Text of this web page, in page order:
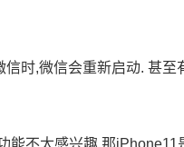
时,微信会重新启动. 甚至
能不太感兴趣,那iPhone11